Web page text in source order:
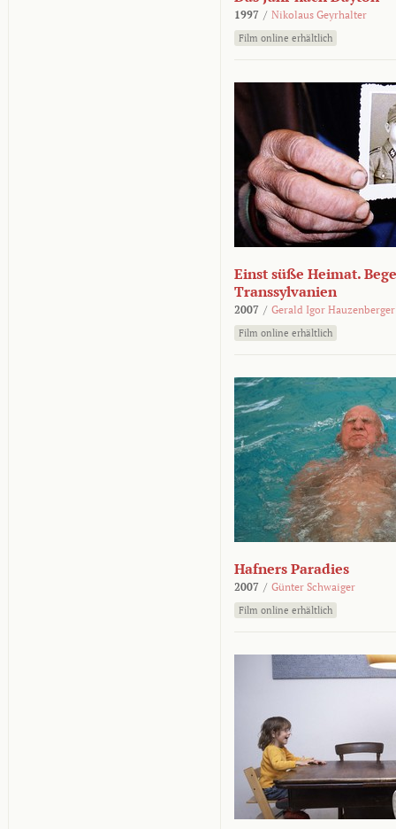
1997 / Nikolaus Geyrhalter
Film online erhältlich
Einst süße Heimat.
Transsylvanien
2007 / Gerald Igor Hauzenberger
Film online erhältlich
Hafners Paradies
2007 / Günter Schwaiger
Film online erhältlich